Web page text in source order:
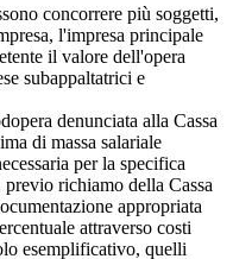
concorrere più soggetti,
l'impresa principale
il valore dell'opera
subappaltatrici e
denunciata alla Cassa
di massa salariale
per la specifica
richiamo della Cassa
appropriata
attraverso costi
esemplificativo, quelli